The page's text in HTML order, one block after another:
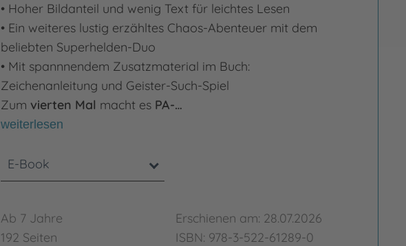
• Hoher Bildanteil und wenig Text für leichtes Lesen
• Ein weiteres lustig erzähltes Chaos-Abenteuer mit dem
beliebten Superhelden-Duo
• Mit spannnendem Zusatzmaterial im Buch:
Zeichenanleitung und Geister-Such-Spiel
Zum vierten Mal macht es PA-…
weiterlesen
E-Book
Ab 7 Jahre
192 Seiten
Erschienen am: 28.07.2026
ISBN: 978-3-522-61289-0